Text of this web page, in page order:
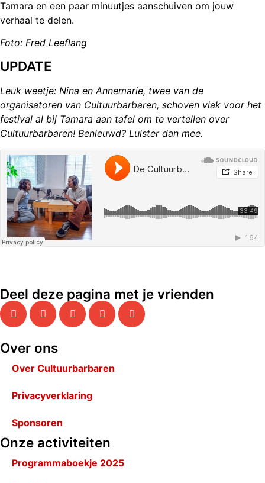
Tamara en een paar minuutjes aanschuiven om jouw
verhaal te delen.
Foto: Fred Leeflang
UPDATE
Leuk weetje: Nina en Annemarie, twee van de
organisatoren van Cultuurbarbaren, schoven vlak voor het
festival al bij Tamara aan tafel om te vertellen over
Cultuurbarbaren! Benieuwd? Luister dan mee.
Deel deze pagina met je vrienden
Over ons
Over Cultuurbarbaren
Privacyverklaring
Sponsoren
Onze activiteiten
Programmaboekje 2025